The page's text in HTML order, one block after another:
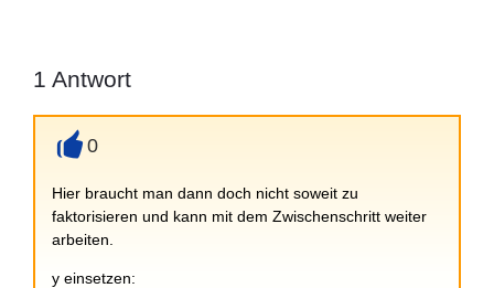
1 Antwort
0
Hier braucht man dann doch nicht soweit zu
faktorisieren und kann mit dem Zwischenschritt weiter
arbeiten.
y einsetzen: